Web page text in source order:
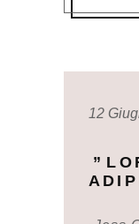
12